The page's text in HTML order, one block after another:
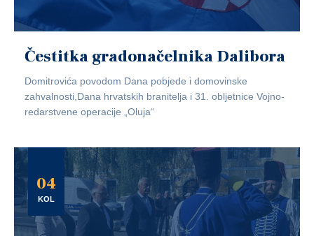
Čestitka gradonačelnika Dalibora
Domitrovića povodom Dana pobjede i domovinske
zahvalnosti,Dana hrvatskih branitelja i 31. obljetnice Vojno-
redarstvene operacije „Oluja“
04
KOL